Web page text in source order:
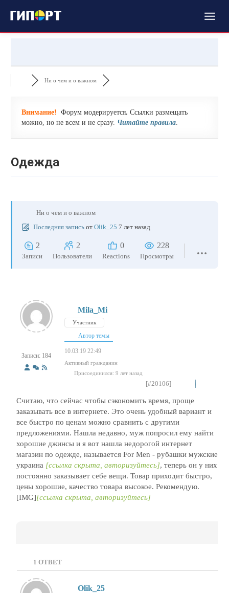
Ни о чем и о важном
Внимание! Форум модерируется. Ссылки размещать
можно, но не всем и не сразу. Читайте правила.
Одежда
Ни о чем и о важном
Последняя запись от Olik_25 7 лет назад
2
Записи
2
Пользователи
0
Reactions
228
Просмотры
Записи: 184
Mila_Mi
Участник
Автор темы
10.03.19 22:49
Активный гражданин
Присоединился: 9 лет назад
[#20106]
Считаю, что сейчас чтобы сэкономить время, проще
заказывать все в интернете. Это очень удобный вариант и
все быстро по ценам можно сравнить с другими
предложениями. Нашла недавно, муж попросил ему найти
хорошие джинсы и я вот нашла недорогой интернет
магазин по одежде, называется For Men - рубашки мужские
украина [ссылка скрыта, авторизуйтесь], теперь он у них
постоянно заказывает себе вещи. Товар приходит быстро,
цены хорошие, качество товара высокое. Рекомендую.
[IMG][ссылка скрыта, авторизуйтесь]
1 ОТВЕТ
Olik_25